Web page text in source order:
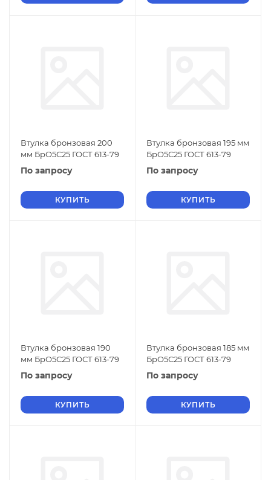
Втулка бронзовая 200
мм БрО5С25 ГОСТ 613-79
По запросу
КУПИТЬ
Втулка бронзовая 195 мм
БрО5С25 ГОСТ 613-79
По запросу
КУПИТЬ
Втулка бронзовая 190
мм БрО5С25 ГОСТ 613-79
По запросу
КУПИТЬ
Втулка бронзовая 185 мм
БрО5С25 ГОСТ 613-79
По запросу
КУПИТЬ